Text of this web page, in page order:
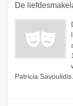
De
Patricia Savoulidis.